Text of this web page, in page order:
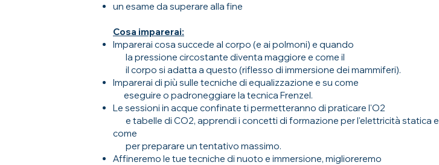
un esame da superare alla fine
Cosa imparerai:
Imparerai cosa succede al corpo (e ai polmoni) e quando
la pressione circostante diventa maggiore e come il
il corpo si adatta a questo (riflesso di immersione dei mammiferi).
Imparerai di più sulle tecniche di equalizzazione e su come
eseguire o padroneggiare la tecnica Frenzel.
Le sessioni in acque confinate ti permetteranno di praticare l'O2
e tabelle di CO2, apprendi i concetti di formazione per l'elettricità statica e
come
per preparare un tentativo massimo.
Affineremo le tue tecniche di nuoto e immersione, miglioreremo